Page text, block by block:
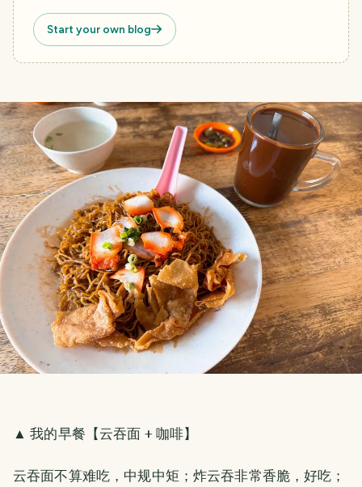
Start your own blog
▲ 我的早餐【云吞面 + 咖啡】
云吞面不算难吃，中规中矩；炸云吞非常香脆，好吃；